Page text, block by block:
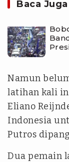
Baca Juga
Namun
latihan kali
Eliano
Indonesia
Putros
Dua pemain